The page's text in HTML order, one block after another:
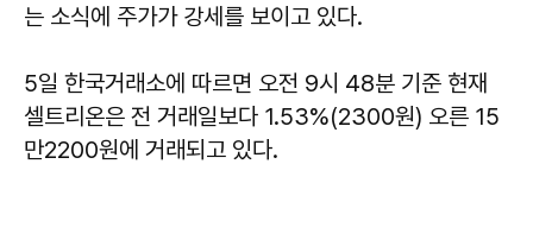
는 소식에 주가가 강세를 보이고 있다.
5일 한국거래소에 따르면 오전 9시 48분 기준 현재
셀트리온은 전 거래일보다 1.53%(2300원) 오른 15
만2200원에 거래되고 있다.